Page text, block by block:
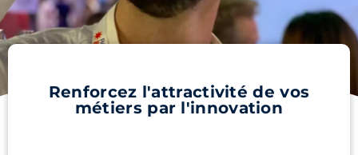
Renforcez l'attractivité de vos
métiers par l'innovation